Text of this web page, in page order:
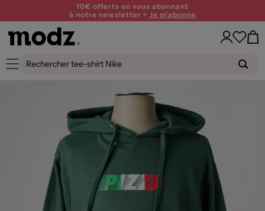
10€ offerts en vous abonnant
à notre newsletter > Je m'abonne